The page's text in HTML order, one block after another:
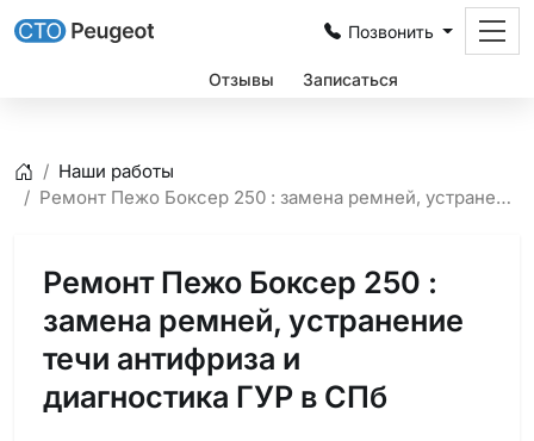
Позвонить
Отзывы Записаться
ГлавнаяНаши работы
Ремонт Пежо Боксер 250 : замена ремней, устранение течи антифриза и диагностика ГУР в СПб
Ремонт Пежо Боксер 250 :
замена ремней, устранение
течи антифриза и
диагностика ГУР в СПб